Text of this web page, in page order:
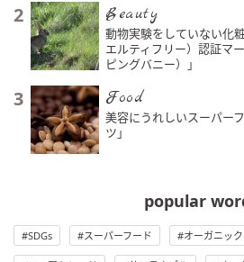
2 Beauty
動物実験をしていない化
エルティフリー）認証マ
ピングバニー）」
3 Food
美容にうれしいスーパー
ツ」
popular
SDGs スーパーフード オーガニッ